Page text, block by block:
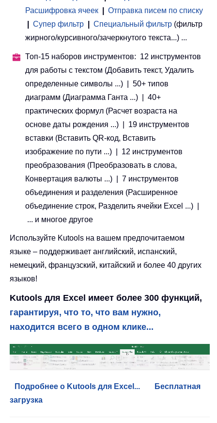
Расшифровка ячеек
Отправка писем по списку
Супер фильтр Специальный фильтр (фильтр
жирного/курсивного/зачеркнутого текста...) ...
Топ-15 наборов инструментов: 12 инструментов
для работы с текстом (Добавить текст, Удалить
определенные символы ...) | 50+ типов
диаграмм (Диаграмма Ганта ...) | 40+
практических формул (Расчет возраста на
основе даты рождения ...) | 19 инструментов
вставки (Вставить QR-код, Вставить
изображение по пути ...) | 12 инструментов
преобразования (Преобразовать в слова,
Конвертация валюты ...) | 7 инструментов
объединения и разделения (Расширенное
объединение строк, Разделить ячейки Excel ...) |
... и многое другое
Используйте Kutools на вашем предпочитаемом
языке – поддерживает английский, испанский,
немецкий, французский, китайский и более 40 других
языков!
Kutools для Excel имеет более 300 функций,
гарантируя, что то, что вам нужно,
находится всего в одном клике...
Подробнее о Kutools для Excel...
Бесплатная
загрузка